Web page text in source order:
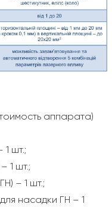
аппарата)
шт.;
1 шт.;
– 1 шт.;
насадки ГН – 1